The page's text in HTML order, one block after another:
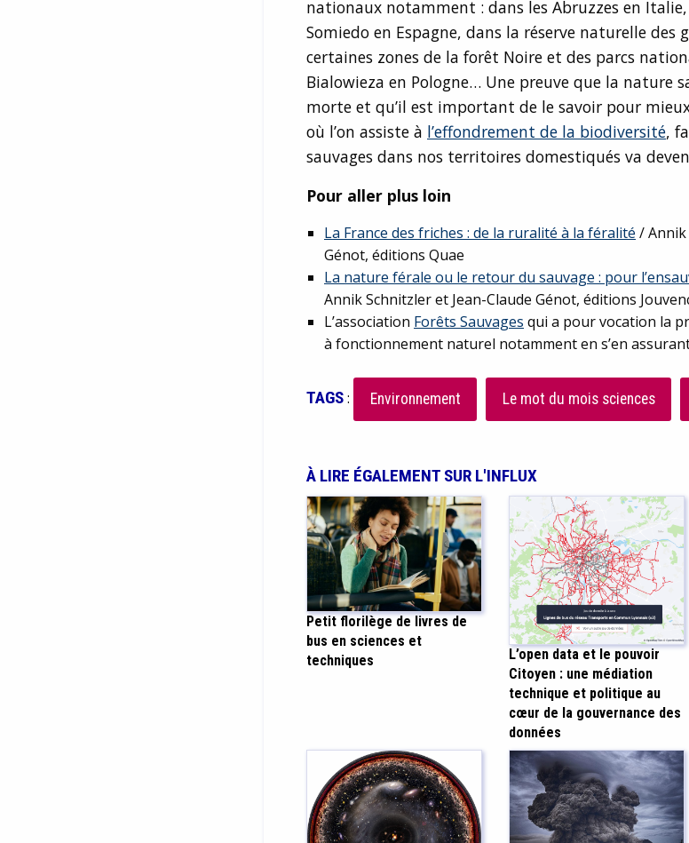
nationaux notamment : dans les Abruzzes en
Somiedo en Espagne, dans la réserve naturelle des
certaines zones de la forêt Noire et des parcs
Bialowieza en Pologne… Une preuve que la nature
morte et qu’il est important de le savoir pour
où l’on assiste à l’effondrement de la biodiversité,
sauvages dans nos territoires domestiqués va
Pour aller plus loin
La France des friches : de la ruralité à la féralité / Annik
Génot, éditions Quae
La nature férale ou le retour du sauvage : pour
Annik Schnitzler et Jean-Claude Génot, éditions
L’association Forêts Sauvages qui a pour vocation la
à fonctionnement naturel notamment en s’en
TAGS: Environnement Le mot du mois sciences
À LIRE ÉGALEMENT SUR L'INFLUX
Petit florilège de livres de
bus en sciences et
techniques
L’open data et le pouvoir
Citoyen : une médiation
technique et politique au
cœur de la gouvernance des
données